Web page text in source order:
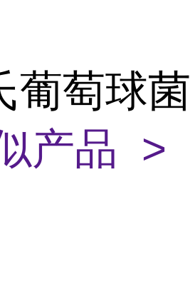
葡萄球
产品 >